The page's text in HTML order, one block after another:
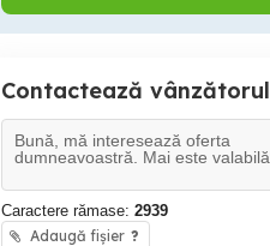
Contactează vânzătorul
Caractere rămase: 2939
Adaugă fișier ?